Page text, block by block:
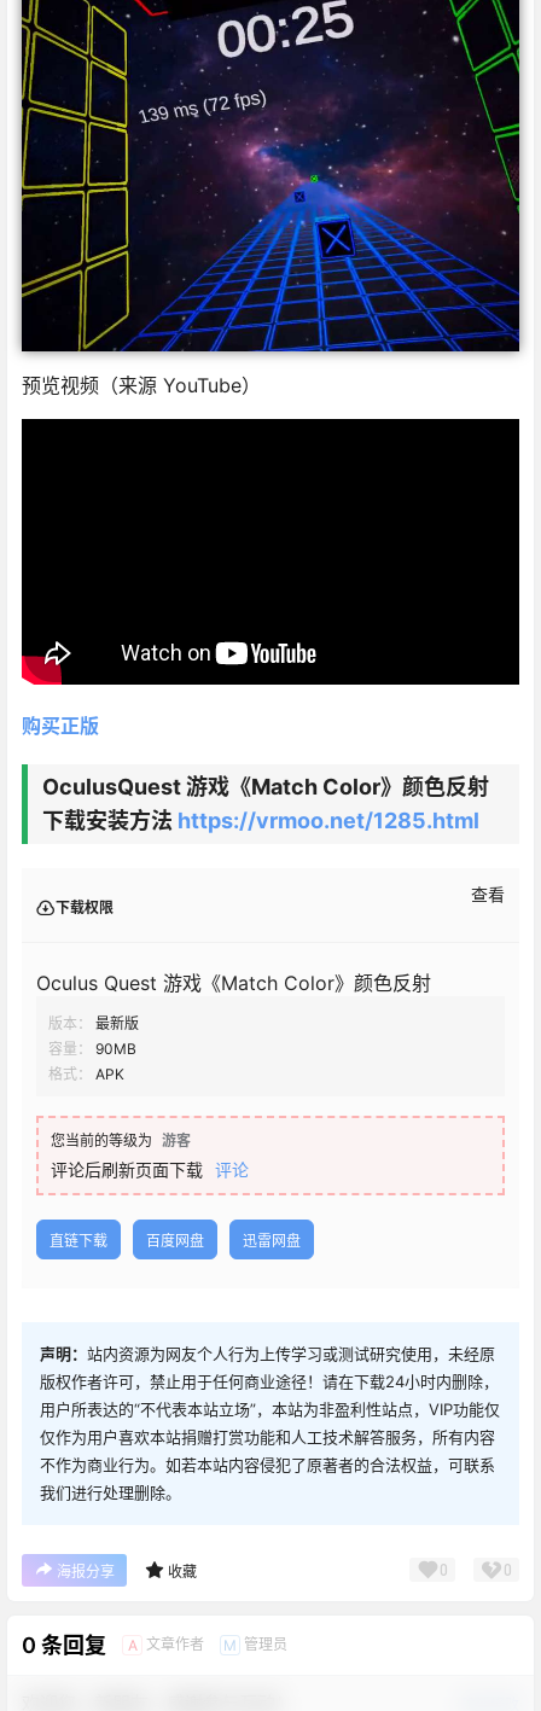
预览视频（来源 YouTube）
购买正版
OculusQuest 游戏《Match Color》颜色反射
下载安装方法 https://vrmoo.net/1285.html
下载权限
查看
Oculus Quest 游戏《Match Color》颜色反射
版本：
最新版
容量：
90MB
格式：
APK
您当前的等级为 游客
评论后刷新页面下载 评论
直链下载 百度网盘 迅雷网盘
声明： 站内资源为网友个人行为上传学习或测试研究使用，未经原
版权作者许可，禁止用于任何商业途径！请在下载24小时内删除，
用户所表达的“不代表本站立场”，本站为非盈利性站点，VIP功能仅
仅作为用户喜欢本站捐赠打赏功能和人工技术解答服务，所有内容
不作为商业行为。如若本站内容侵犯了原著者的合法权益，可联系
我们进行处理删除。
海报分享 收藏 0 0
0 条回复 A 文章作者 M 管理员